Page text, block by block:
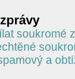
soukromé
a